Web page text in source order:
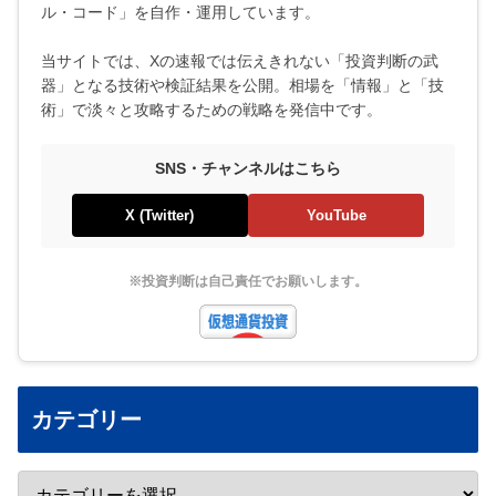
ル・コード」を自作・運用しています。
当サイトでは、Xの速報では伝えきれない「投資判断の武
器」となる技術や検証結果を公開。相場を「情報」と「技
術」で淡々と攻略するための戦略を発信中です。
SNS・チャンネルはこちら
X (Twitter) YouTube
※投資判断は自己責任でお願いします。
カテゴリー